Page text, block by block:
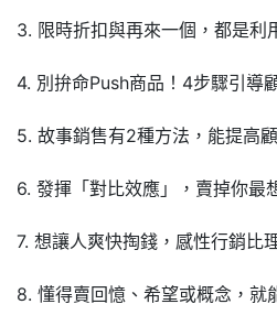
3. 限時折扣與再來一個，都是利
4. 別拚命Push商品！4步驟引導
5. 故事銷售有2種方法，能提高
6. 發揮「對比效應」，賣掉你最
7. 想讓人爽快掏錢，感性行銷比
8. 懂得賣回憶、希望或概念，就